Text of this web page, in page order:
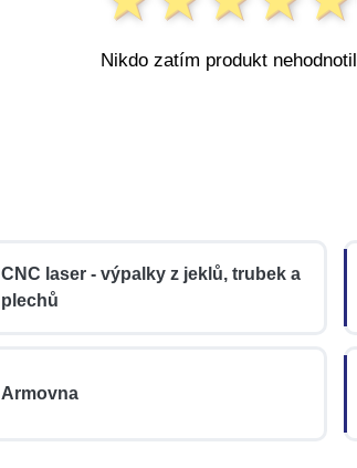
Nikdo zatím produkt nehodnotil
CNC laser - výpalky z jeklů, trubek a
plechů
Armovna